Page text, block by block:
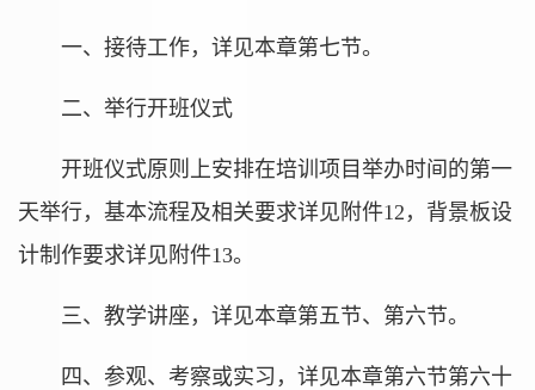
一、接待工作，详见本章第七节。
二、举行开班仪式
开班仪式原则上安排在培训项目举办时间的第一
天举行，基本流程及相关要求详见附件12，背景板设
计制作要求详见附件13。
三、教学讲座，详见本章第五节、第六节。
四、参观、考察或实习，详见本章第六节第六十